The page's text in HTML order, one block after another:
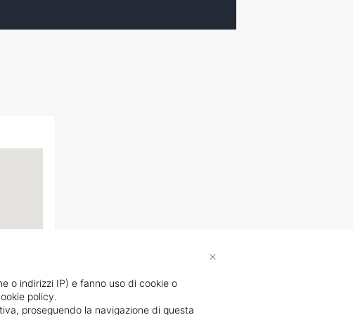
stradali
o indirizzi IP) e fanno uso di cookie o
policy.
proseguendo la navigazione di questa
×